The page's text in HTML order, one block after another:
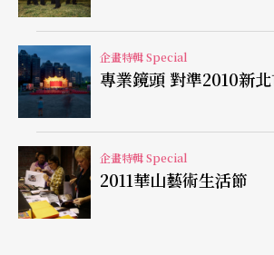
不再是唯美的，從音樂中可以聽見
考、成長，並且蛻變得沈穩純熟，
奏及音樂語法中更有自己獨特的見
錄音後又過了整整三年，格里摩再
給觀眾的，正是這套在舞台上難得
受到巴赫「也會哭泣」，格里摩表
企畫特輯 Special
專業鏡頭 對準2010
企畫特輯 Special
2011華山藝術生活節